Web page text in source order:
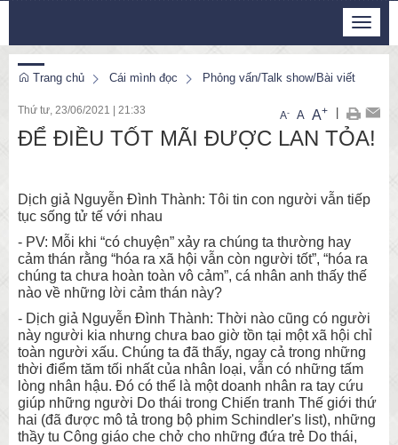
Toggle
Trang chủ Cái mình đọc Phỏng vấn/Talk show/Bài viết
Thứ tư, 23/06/2021 21:33 A- A A+
ĐỂ ĐIỀU TỐT MÃI ĐƯỢC LAN TỎA!
Dịch giả Nguyễn Đình Thành: Tôi tin con người vẫn tiếp
tục sống tử tế với nhau
- PV: Mỗi khi “có chuyện” xảy ra chúng ta thường hay
cảm thán rằng “hóa ra xã hội vẫn còn người tốt”, “hóa ra
chúng ta chưa hoàn toàn vô cảm”, cá nhân anh thấy thế
nào về những lời cảm thán này?
- Dịch giả Nguyễn Đình Thành: Thời nào cũng có người
này người kia nhưng chưa bao giờ tồn tại một xã hội chỉ
toàn người xấu. Chúng ta đã thấy, ngay cả trong những
thời điểm tăm tối nhất của nhân loại, vẫn có những tấm
lòng nhân hậu. Đó có thể là một doanh nhân ra tay cứu
giúp những người Do thái trong Chiến tranh Thế giới thứ
hai (đã được mô tả trong bộ phim Schindler's list), những
thầy tu Công giáo che chở cho những đứa trẻ Do thái,